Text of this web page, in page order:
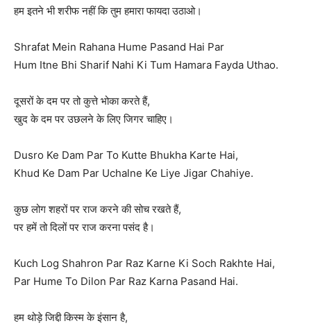
हम इतने भी शरीफ नहीं कि तुम हमारा फायदा उठाओ।
Shrafat Mein Rahana Hume Pasand Hai Par
Hum Itne Bhi Sharif Nahi Ki Tum Hamara Fayda Uthao.
दूसरों के दम पर तो कुत्ते भोका करते हैं,
खुद के दम पर उछलने के लिए जिगर चाहिए।
Dusro Ke Dam Par To Kutte Bhukha Karte Hai,
Khud Ke Dam Par Uchalne Ke Liye Jigar Chahiye.
कुछ लोग शहरों पर राज करने की सोच रखते हैं,
पर हमें तो दिलों पर राज करना पसंद है।
Kuch Log Shahron Par Raz Karne Ki Soch Rakhte Hai,
Par Hume To Dilon Par Raz Karna Pasand Hai.
हम थोड़े जिद्दी किस्म के इंसान है,